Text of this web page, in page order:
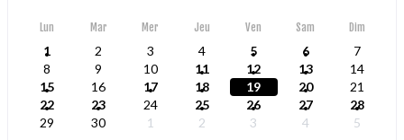
Lun Mar Mer Jeu Ven Sam Dim
1 2 3 4 5 6
7
8
9 10 11 12 13
14
15
16 17 18 19 20
21
22
23 24 25 26 27
28
29
30 1 2 3 4 5